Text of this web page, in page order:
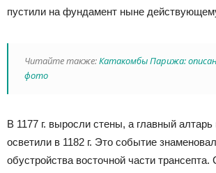
пустили на фундамент ныне
Читайте также:Катакомбы Парижа:
фото
В 1177 г. выросли стены, а главный алтарь
осветили в 1182 г. Это событие
обустройства восточной части трансепта.